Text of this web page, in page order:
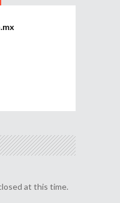
at this time.